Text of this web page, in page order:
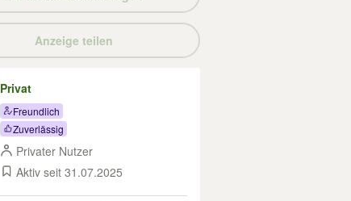
Anzeige teilen
Privat
Freundlich
Zuverlässig
Privater Nutzer
Aktiv seit 31.07.2025